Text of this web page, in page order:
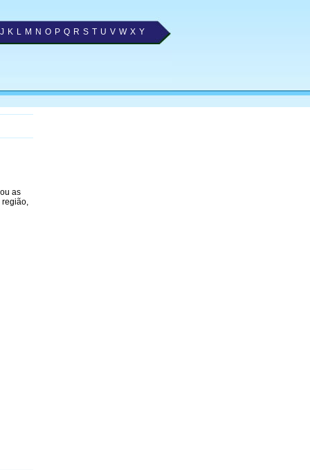
J K L M N O P Q R S T U V W X Y
as
região,